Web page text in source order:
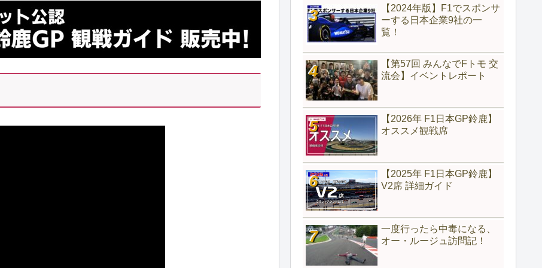
【2024年版】F1でスポンサ
ーする日本企業9社の一
覧！
【第57回 みんなでFトモ 交
流会】イベントレポート
【2026年 F1日本GP鈴鹿】
オススメ観戦席
【2025年 F1日本GP鈴鹿】
V2席 詳細ガイド
一度行ったら中毒になる、
オー・ルージュ訪問記！